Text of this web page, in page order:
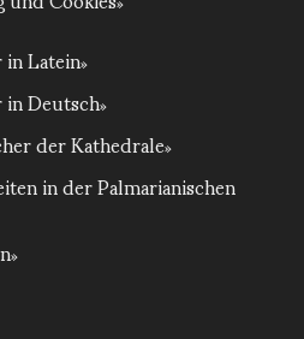
Latein
Deutsch
der Kathedrale
in der Palmarianischen